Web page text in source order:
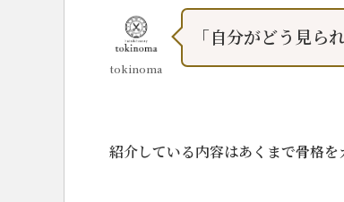
tokinoma
｢自分がどう見ら
紹介している内容はあくまで骨格を